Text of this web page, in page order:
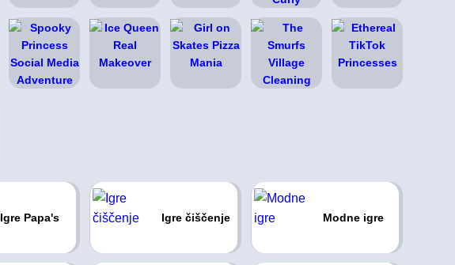
Igre Papa's Igre čiščenje Modne igre